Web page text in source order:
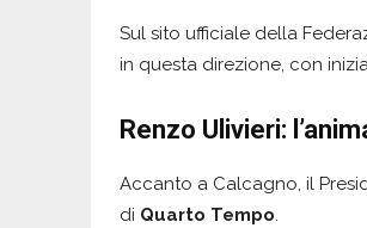
Sul sito ufficiale della
in questa direzione, con
Renzo Ulivieri:
Accanto a Calcagno, il
di Quarto Tempo.